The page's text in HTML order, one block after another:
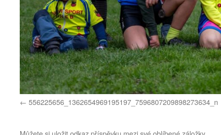
556225656_1362654969195197_7596807209898273634_n